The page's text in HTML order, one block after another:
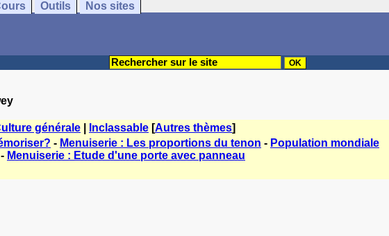
Outils Nos sites
générale Inclassable [Autres thèmes]
- Menuiserie : Les proportions du tenon - Population mondiale
- Menuiserie : Etude d'une porte avec panneau